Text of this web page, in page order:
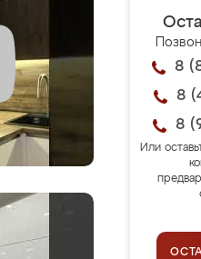
8
8
8
Или